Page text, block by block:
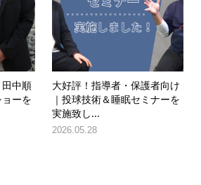
中順
ーを
大好評！指導者・保護者向け
｜投球技術＆睡眠セミナーを
実施致し...
2026.05.28